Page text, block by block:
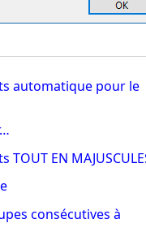
automatique pour le
TOUT EN
consécutives à